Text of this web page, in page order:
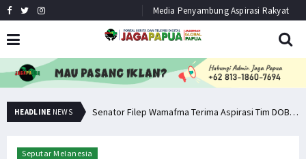
Media Penyambung Aspirasi Rakyat
HEADLINE NEWS Senator Filep Wamafma Terima Aspirasi Tim DOB Manokwari Barat
Seputar Melanesia